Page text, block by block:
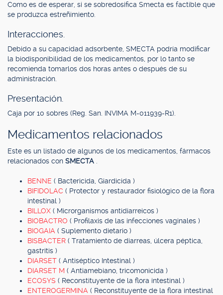
Como es de esperar, si se sobredosifica Smecta es factible que
se produzca estreñimiento.
Interacciones.
Debido a su capacidad adsorbente, SMECTA podría modificar
la biodisponibilidad de los medicamentos, por lo tanto se
recomienda tomarlos dos horas antes o después de su
administración.
Presentación.
Caja por 10 sobres (Reg. San. INVIMA M-011939-R1).
Medicamentos relacionados
Este es un listado de algunos de los medicamentos, fármacos
relacionados con SMECTA
BENNE ( Bactericida, Giardicida )
BIFIDOLAC ( Protector y restaurador fisiológico de la flora
intestinal )
BILLOX ( Microrganismos antidiarreicos )
BIOBACTRO ( Profilaxis de las infecciones vaginales )
BIOGAIA ( Suplemento dietario )
BISBACTER ( Tratamiento de diarreas, úlcera péptica,
gastritis )
DIARSET ( Antiséptico Intestinal )
DIARSET M ( Antiamebiano, tricomonicida )
ECOSYS ( Reconstituyente de la flora intestinal )
ENTEROGERMINA ( Reconstituyente de la flora intestinal